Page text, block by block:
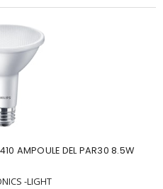
AMPOULE DEL PAR30 8.5W
-LIGHT